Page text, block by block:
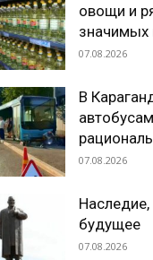
овощи и
значимых
07.08.2026
В
07.08.2026
будущее
07.08.2026